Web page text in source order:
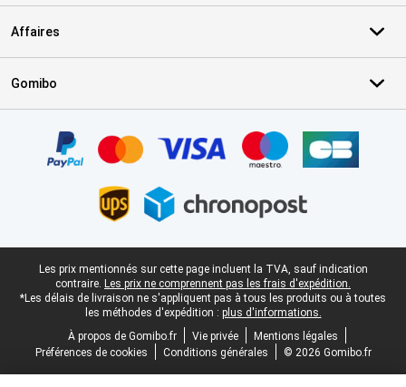
Affaires
Gomibo
Pied-de-page légal
Les prix mentionnés sur cette page incluent la TVA, sauf indication
contraire. Les prix ne comprennent pas les frais d'expédition.
*Les délais de livraison ne s'appliquent pas à tous les produits ou à toutes
les méthodes d'expédition : plus d'informations.
À propos de Gomibo.fr
Vie privée
Mentions légales
Préférences de cookies
Conditions générales © 2026 Gomibo.fr